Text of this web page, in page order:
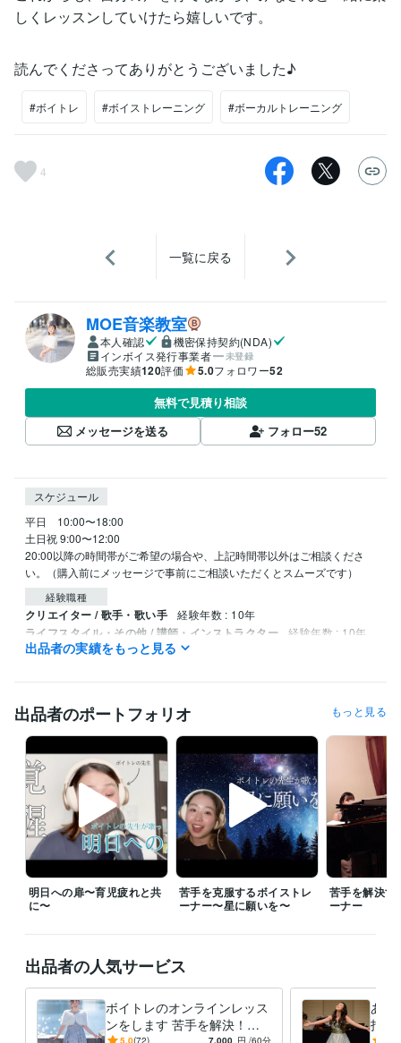
しくレッスンしていけたら嬉しいです。
読んでくださってありがとうございました♪
#ボイトレ #ボイストレーニング #ボーカルトレーニング
4
一覧に戻る
MOE音楽教室
本人確認
機密保持契約(NDA)
インボイス発行事業者
未登録
総販売実績120評価 5.0フォロワー52
無料で見積り相談
メッセージを送る
フォロー52
スケジュール
平日　10:00〜18:00
土日祝 9:00〜12:00
20:00以降の時間帯がご希望の場合や、上記時間帯以外はご相談くださ
い。（購入前にメッセージで事前にご相談いただくとスムーズです）
経験職種
クリエイター / 歌手・歌い手 経験年数 : 10年
ライフスタイル・その他 / 講師・インストラクター 経験年数 : 10年
ライフスタイル・その他 / アイドル・タレント・アーティスト
ジョルジョ・ロールミ国際声楽コンクール　入選
資格・検定
中学校教諭免許 取得年 : 2018年
高等学校教諭免許 取得年 : 2018年
得意分野
音楽制作・ナレーション ボイトレ
音楽
学歴
東京学芸大学 2012年3月 ~ 2018年2月
出品者の実績をもっと見る
出品者のポートフォリオ もっと見る
明日への扉〜育児疲れと共
に〜
苦手を克服するボイストレ
ーナー〜星に願いを〜
苦手を解決す
ーナー
出品者の人気サービス
ボイトレのオンラインレッス
ンをします 苦手を解決！歌
5.0(72) 7,000 円 /60分
あな
指導